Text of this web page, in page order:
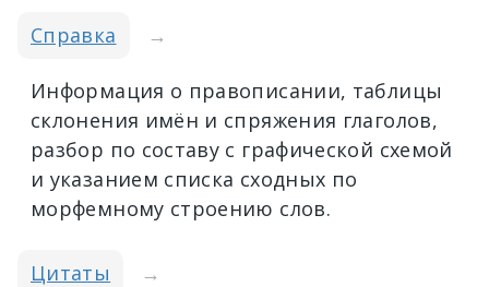
Справка →
Информация о правописании, таблицы
склонения имён и спряжения глаголов,
разбор по составу с графической схемой
и указанием списка сходных по
морфемному строению слов.
Цитаты →